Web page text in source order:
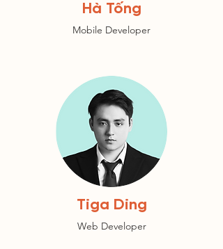
Hà Tống
Mobile Developer
Tiga Ding
Web Developer